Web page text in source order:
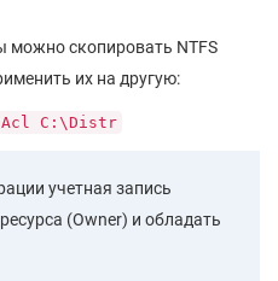
скопировать NTFS
их на другую:
C:\Distr
учетная запись
(Owner) и обладать